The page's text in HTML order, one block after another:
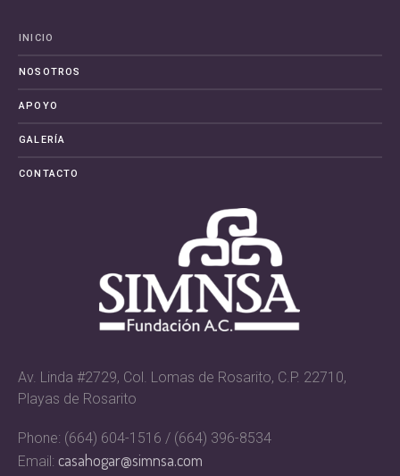
INICIO
NOSOTROS
APOYO
GALERÍA
CONTACTO
Av. Linda #2729, Col. Lomas de Rosarito, C.P. 22710,
Playas de Rosarito
Phone: (664) 604-1516 / (664) 396-8534
Email:casahogar@simnsa.com